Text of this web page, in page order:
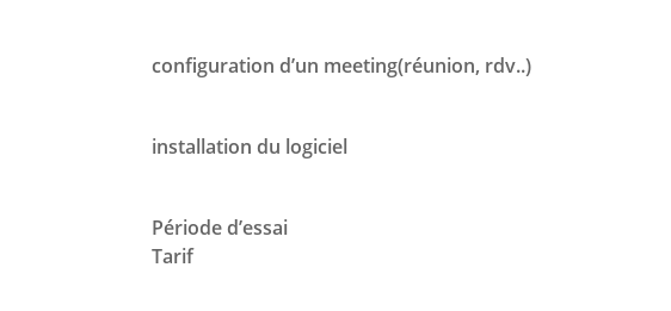
configuration d’un meeting(réunion, rdv..)
installation du logiciel
Période d’essai
Tarif